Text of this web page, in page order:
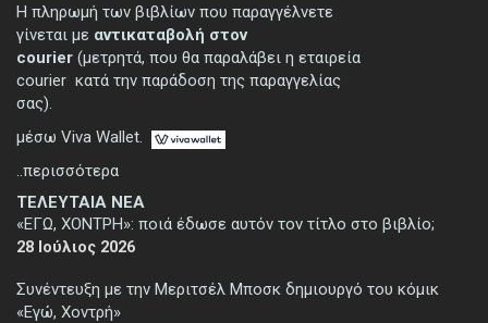
ΤΕΛΕΥΤΑΙΑ ΝΕΑ
«ΕΓΩ, ΧΟΝΤΡΗ»: ποιά έδωσε αυτόν τον τίτλο στο βιβλίο;
28 Ιούλιος 2026
Συνέντευξη με την Μεριτσέλ Μποσκ δημιουργό του κόμικ
«Εγώ, Χοντρή»
Η πληρωμή των βιβλίων που παραγγέλνετε
γίνεται με αντικαταβολή στον
courier (μετρητά, που θα παραλάβει η εταιρεία
courier κατά την παράδοση της παραγγελίας
σας).
μέσω Viva Wallet.
..περισσότερα